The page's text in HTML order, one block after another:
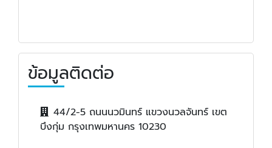
ข้อมูลติดต่อ
44/2-5 ถนนนวมินทร์ แขวงนวลจันทร์ เขต
บึงกุ่ม กรุงเทพมหานคร 10230